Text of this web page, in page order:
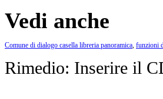
Vedi anche
Comune di dialogo casella libreria panoramica, funzioni
Rimedio: Inserire il